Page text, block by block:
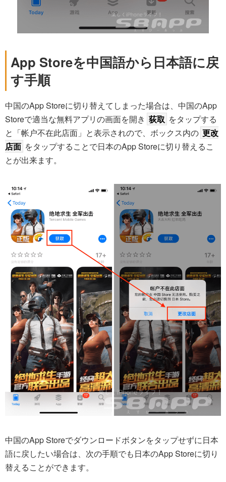
App Storeを中国語から日本語に戻
す手順
中国のApp Storeに切り替えてしまった場合は、中国のApp
Storeで適当な無料アプリの画面を開き 荻取 をタップする
と「帐户不在此店面」と表示されので、ボックス内の 更改
店面 をタップすることで日本のApp Storeに切り替えるこ
とが出来ます。
中国のApp Storeでダウンロードボタンをタップせずに日本
語に戻したい場合は、次の手順でも日本のApp Storeに切り
替えることができます。